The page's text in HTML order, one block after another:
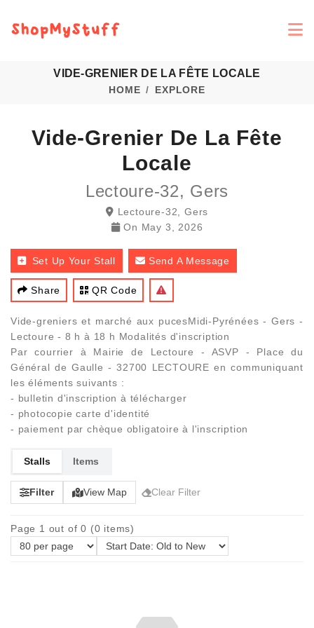
VIDE-GRENIER DE LA FÊTE LOCALE
HOME EXPLORE
Vide-Grenier De La Fête
Locale
Lectoure-32, Gers
Lectoure-32, Gers
On May 3, 2026
Set Up Your Stall Send A Message
Share QR Code
Vide-greniers et marché aux pucesMidi-Pyrénées - Gers -
Lectoure - 8 h à 18 h Modalités d'inscription
Par courrier à Mairie de Lectoure - ASVP - Place du
Général de Gaulle - 32700 LECTOURE en communiquant
les éléments suivants :
- bulletin d'inscription à télécharger
- photocopie carte d'identité
- paiement par chèque obligatoire à l'inscription
Stalls Items
Filter View Map Clear Filter
Page 1 out of 0 (0 items)